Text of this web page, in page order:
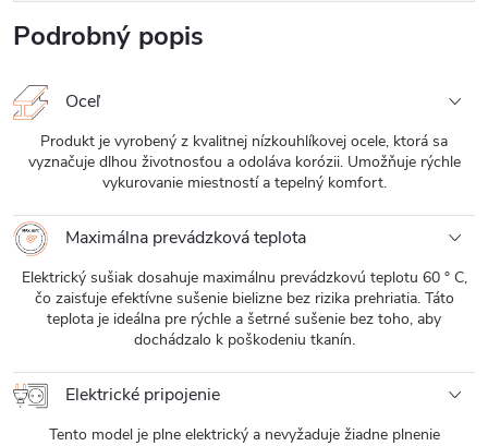
Podrobný popis
Oceľ
Produkt je vyrobený z kvalitnej nízkouhlíkovej ocele, ktorá sa
vyznačuje dlhou životnosťou a odoláva korózii. Umožňuje rýchle
vykurovanie miestností a tepelný komfort.
Maximálna prevádzková teplota
Elektrický sušiak dosahuje maximálnu prevádzkovú teplotu 60 ° C,
čo zaisťuje efektívne sušenie bielizne bez rizika prehriatia. Táto
teplota je ideálna pre rýchle a šetrné sušenie bez toho, aby
dochádzalo k poškodeniu tkanín.
Elektrické pripojenie
Tento model je plne elektrický a nevyžaduje žiadne plnenie